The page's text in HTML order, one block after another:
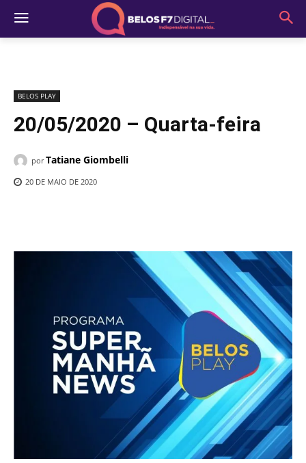
BELOS PLAY
20/05/2020 – Quarta-feira
por Tatiane Giombelli
20 DE MAIO DE 2020